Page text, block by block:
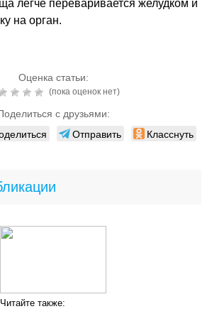
легче переваривается желудком и
на орган.
Оценка статьи:
(пока оценок нет)
с друзьями:
Отправить Класснуть
Читайте также: